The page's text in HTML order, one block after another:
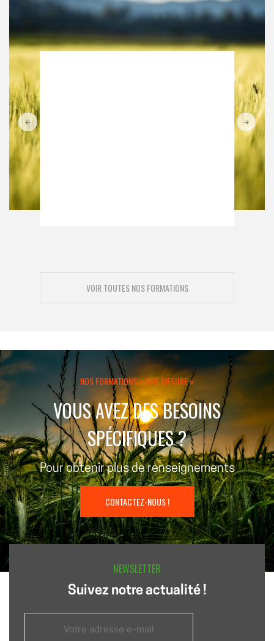
VOIR TOUTES NOS FORMATIONS
NOS FORMATIONS « SUR-MESURE »
VOUS AVEZ DES BESOINS
SPÉCIFIQUES ?
Pour obtenir plus de renseignements
CONTACTEZ-NOUS !
NEWSLETTER
Suivez notre actualité !